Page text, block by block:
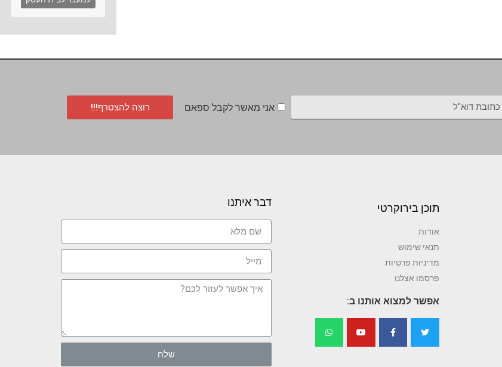
אני מאשר לקבל ספאם רוצה להצטרף!!!
תוכן בירוקרטי
אודות
תנאי שימוש
מדיניות פרטיות
פרסמו אצלנו
אפשר למצוא אותנו ב:
דבר איתנו
שלח